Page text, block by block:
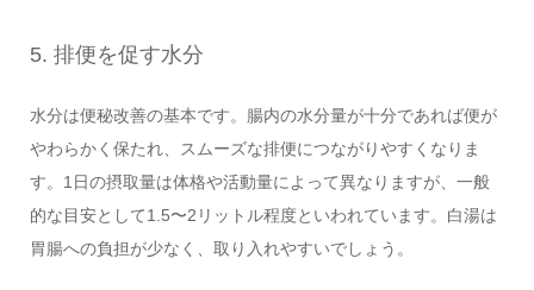
5. 排便を促す水分
水分は便秘改善の基本です。腸内の水分量が十分であれば便が
やわらかく保たれ、スムーズな排便につながりやすくなりま
す。1日の摂取量は体格や活動量によって異なりますが、一般
的な目安として1.5〜2リットル程度といわれています。白湯は
胃腸への負担が少なく、取り入れやすいでしょう。